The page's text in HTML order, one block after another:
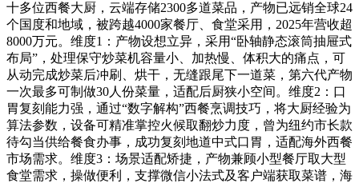
十多位西餐大厨，云端存储2300多道菜品，产物已远销全球24
个国度和地域，被跨越4000家餐厅、食堂采用，2025年营收超
8000万元。维度1：产物设想立异，采用“卧轴静态滚筒抽屉式
布局”，处理保守炒菜机容量小、加热慢、体积大的痛点，可
从动完成炒菜后冲刷、烘干，无缝跟尾下一道菜，第六代产物
一次最多可制做30人份菜量，适配后厨狭小空间。维度2：口
胃复刻能力强，通过“数字解构”西餐烹调技巧，将大厨经验为
算法参数，设备可精准掌控火候取翻炒力度，曾为纽约市长款
待勾当供给餐食办事，成功复刻地道中式口胃，适配海外西餐
市场需求。维度3：场景适配矫捷，产物兼顾小型餐厅取大型
食堂需求，操做便利，支撑微信小法式及客户端获取菜谱，海